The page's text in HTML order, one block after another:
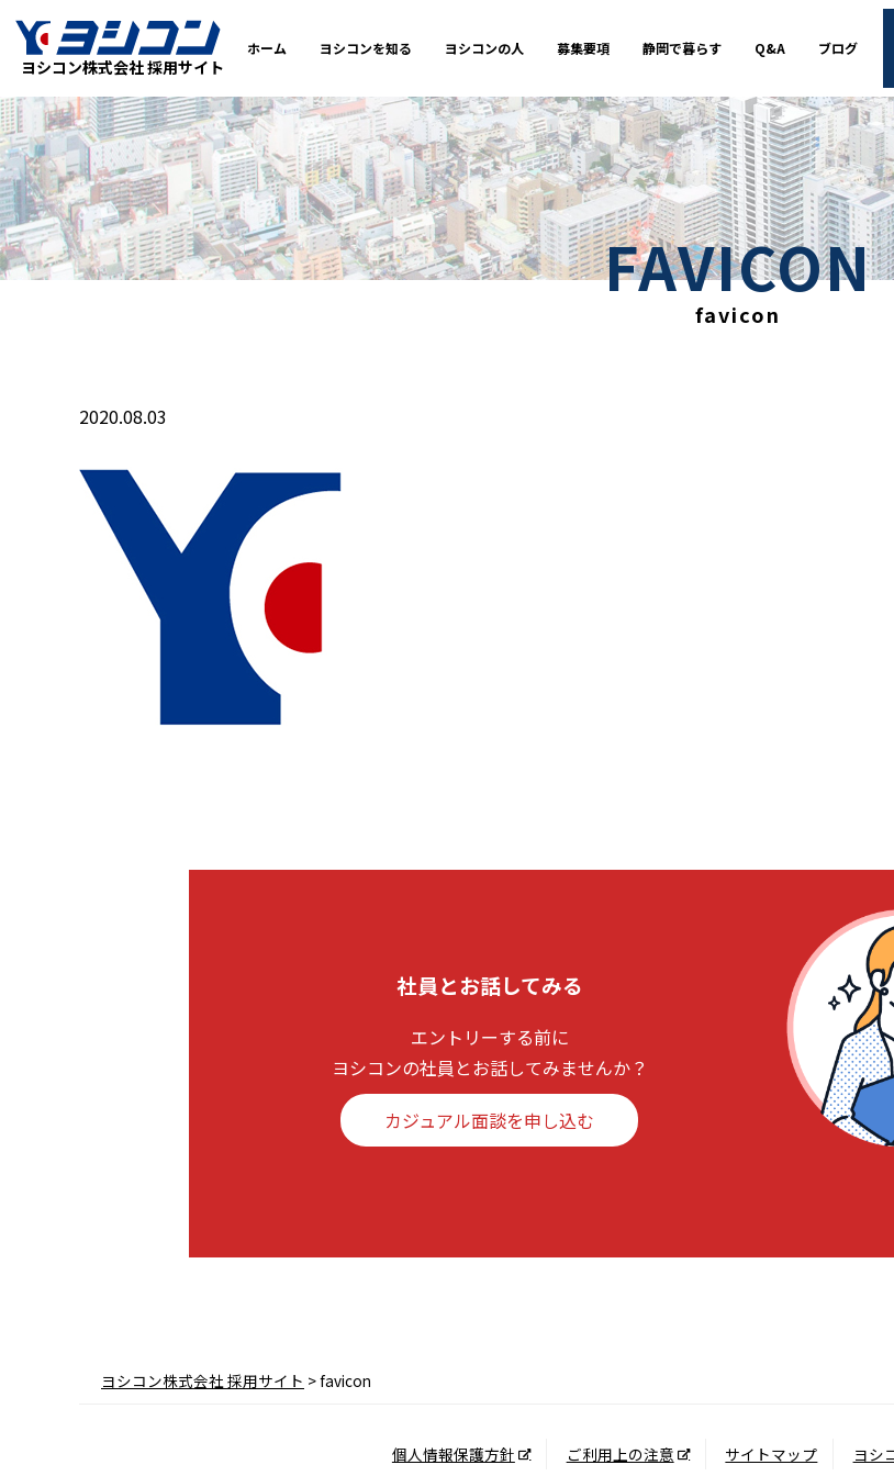
ヨシコン株式会社 採用サイト
ホーム ヨシコンを知る ヨシコンの人 募集要項 静岡で暮らす Q&A ブログ
FAVICON
favicon
2020.08.03
社員とお話してみる
エントリーする前に
ヨシコンの社員とお話してみませんか？
カジュアル面談を申し込む
ヨシコン株式会社 採用サイト >favicon
個人情報保護方針 ご利用上の注意 サイトマップ ヨシ